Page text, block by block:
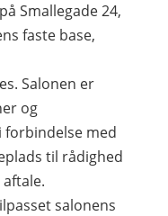
Smallegade 24,
faste base,
Salonen er
og
forbindelse med
til rådighed
salonens